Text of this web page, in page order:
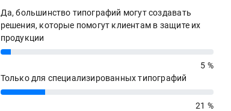
Да, большинство типографий могут создавать
решения, которые помогут клиентам в защите их
продукции
5%
5 %
Только для специализированных типографий
21%
21 %